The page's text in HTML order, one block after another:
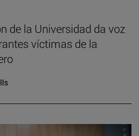
de la Universidad da voz
víctimas de la